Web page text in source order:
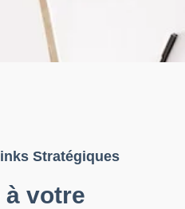
Stratégiques
à votre